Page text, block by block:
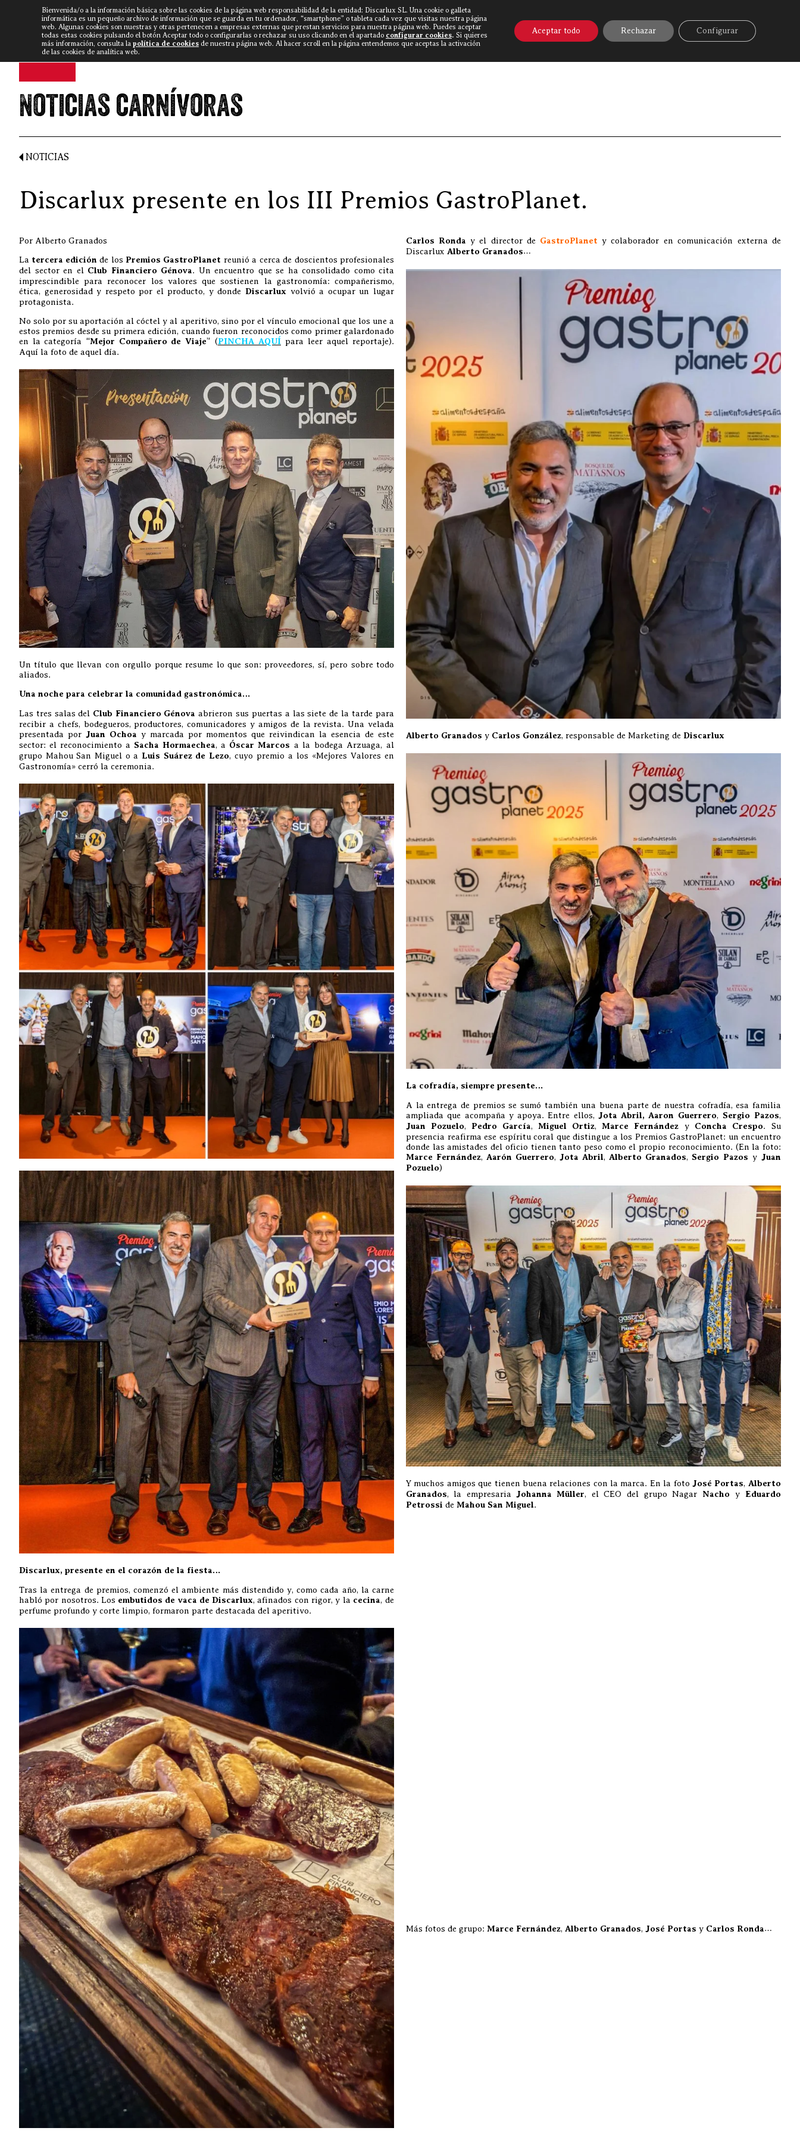
DISCARLUX▼ NOTICIAS VÍDEOS FISTERRA BOVINE WORLD▼ CONTACTO
Noticias carnívoras
NOTICIAS
Discarlux presente en los III Premios GastroPlanet.
Por Alberto Granados
La tercera edición de los Premios GastroPlanet reunió a cerca de doscientos profesionales
del sector en el Club Financiero Génova. Un encuentro que se ha consolidado como cita
imprescindible para reconocer los valores que sostienen la gastronomía: compañerismo,
ética, generosidad y respeto por el producto, y donde Discarlux volvió a ocupar un lugar
protagonista.
No solo por su aportación al cóctel y al aperitivo, sino por el vínculo emocional que los une a
estos premios desde su primera edición, cuando fueron reconocidos como primer galardonado
en la categoría “Mejor Compañero de Viaje” (PINCHA AQUÍ para leer aquel reportaje).
Aquí la foto de aquel día.
Un título que llevan con orgullo porque resume lo que son: proveedores, sí, pero sobre todo
aliados.
Una noche para celebrar la comunidad gastronómica…
Las tres salas del Club Financiero Génova abrieron sus puertas a las siete de la tarde para
recibir a chefs, bodegueros, productores, comunicadores y amigos de la revista. Una velada
presentada por Juan Ochoa y marcada por momentos que reivindican la esencia de este
sector: el reconocimiento a Sacha Hormaechea, a Óscar Marcos a la bodega Arzuaga, al
grupo Mahou San Miguel o a Luis Suárez de Lezo, cuyo premio a los «Mejores Valores en
Gastronomía» cerró la ceremonia.
Discarlux, presente en el corazón de la fiesta…
Tras la entrega de premios, comenzó el ambiente más distendido y, como cada año, la carne
habló por nosotros. Los embutidos de vaca de Discarlux, afinados con rigor, y la cecina, de
perfume profundo y corte limpio, formaron parte destacada del aperitivo.
Carlos Ronda y el director de GastroPlanet y colaborador en comunicación externa de
Discarlux Alberto Granados…
Alberto Granados y Carlos González, responsable de Marketing de Discarlux
La cofradía, siempre presente…
A la entrega de premios se sumó también una buena parte de nuestra cofradía, esa familia
ampliada que acompaña y apoya. Entre ellos, Jota Abril, Aaron Guerrero, Sergio Pazos,
Juan Pozuelo, Pedro García, Miguel Ortiz, Marce Fernández y Concha Crespo. Su
presencia reafirma ese espíritu coral que distingue a los Premios GastroPlanet: un encuentro
donde las amistades del oficio tienen tanto peso como el propio reconocimiento. (En la foto:
Marce Fernández, Aarón Guerrero, Jota Abril, Alberto Granados, Sergio Pazos y Juan
Pozuelo)
Y muchos amigos que tienen buena relaciones con la marca. En la foto José Portas, Alberto
Granados, la empresaria Johanna Müller, el CEO del grupo Nagar Nacho y Eduardo
Petrossi de Mahou San Miguel.
Más fotos de grupo: Marce Fernández, Alberto Granados, José Portas y Carlos Ronda…
Bienvenida/o a la información básica sobre las cookies de la página web responsabilidad de la entidad: Discarlux SL. Una cookie o galleta
informática es un pequeño archivo de información que se guarda en tu ordenador, “smartphone” o tableta cada vez que visitas nuestra página
web. Algunas cookies son nuestras y otras pertenecen a empresas externas que prestan servicios para nuestra página web. Puedes aceptar
todas estas cookies pulsando el botón Aceptar todo o configurarlas o rechazar su uso clicando en el apartado configurar cookies. Si quieres
más información, consulta la política de cookies de nuestra página web. Al hacer scroll en la página entendemos que aceptas la activación
de las cookies de analítica web.
Aceptar todo Rechazar Configurar